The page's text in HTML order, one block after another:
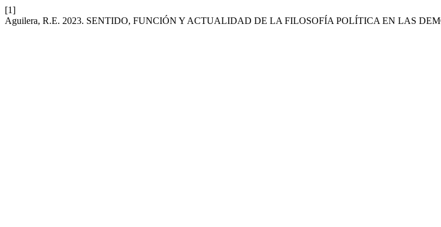
[1]
Aguilera, R.E. 2023. SENTIDO, FUNCIÓN Y ACTUALIDAD DE LA FILOSOFÍA POLÍTICA EN LAS